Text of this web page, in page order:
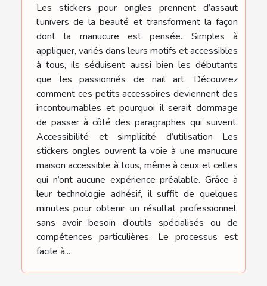
Les stickers pour ongles prennent d’assaut
l’univers de la beauté et transforment la façon
dont la manucure est pensée. Simples à
appliquer, variés dans leurs motifs et accessibles
à tous, ils séduisent aussi bien les débutants
que les passionnés de nail art. Découvrez
comment ces petits accessoires deviennent des
incontournables et pourquoi il serait dommage
de passer à côté des paragraphes qui suivent.
Accessibilité et simplicité d’utilisation Les
stickers ongles ouvrent la voie à une manucure
maison accessible à tous, même à ceux et celles
qui n’ont aucune expérience préalable. Grâce à
leur technologie adhésif, il suffit de quelques
minutes pour obtenir un résultat professionnel,
sans avoir besoin d’outils spécialisés ou de
compétences particulières. Le processus est
facile à...